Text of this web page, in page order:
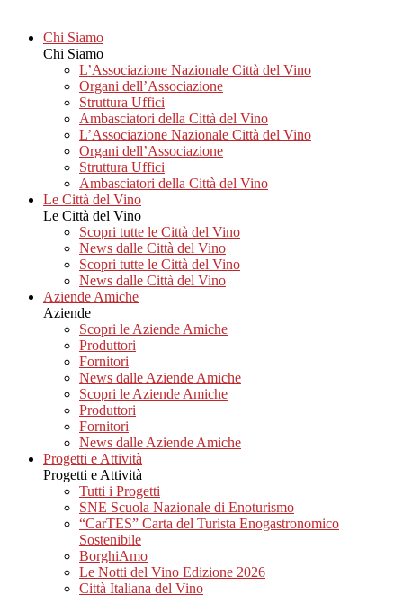
Chi Siamo
Chi Siamo
L’Associazione Nazionale Città del Vino
Organi dell’Associazione
Struttura Uffici
Ambasciatori della Città del Vino
L’Associazione Nazionale Città del Vino
Organi dell’Associazione
Struttura Uffici
Ambasciatori della Città del Vino
Le Città del Vino
Le Città del Vino
Scopri tutte le Città del Vino
News dalle Città del Vino
Scopri tutte le Città del Vino
News dalle Città del Vino
Aziende Amiche
Aziende
Scopri le Aziende Amiche
Produttori
Fornitori
News dalle Aziende Amiche
Scopri le Aziende Amiche
Produttori
Fornitori
News dalle Aziende Amiche
Progetti e Attività
Progetti e Attività
Tutti i Progetti
SNE Scuola Nazionale di Enoturismo
“CarTES” Carta del Turista Enogastronomico
Sostenibile
BorghiAmo
Le Notti del Vino Edizione 2026
Città Italiana del Vino